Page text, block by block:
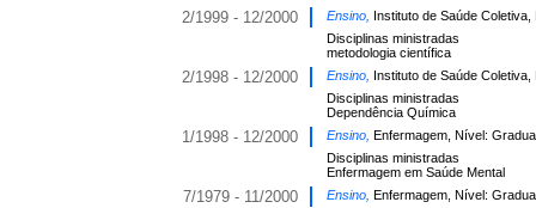
2/1999 - 12/2000 Ensino, Instituto de Saúde
Disciplinas ministradas
metodologia científica
2/1998 - 12/2000 Ensino, Instituto de Saúde
Disciplinas ministradas
Dependência Química
1/1998 - 12/2000 Ensino, Enfermagem, Nível:
Disciplinas ministradas
Enfermagem em Saúde Mental
7/1979 - 11/2000 Ensino, Enfermagem, Nível: